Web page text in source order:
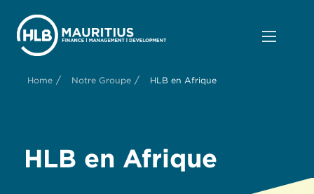
Home / Notre Groupe / HLB en Afrique
HLB en Afrique